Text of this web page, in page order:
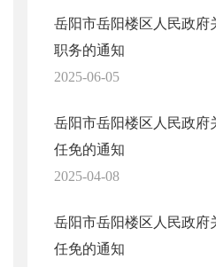
岳阳市岳阳楼区人民政府
职务的通知
2025-06-05
岳阳市岳阳楼区人民政府
任免的通知
2025-04-08
岳阳市岳阳楼区人民政府
任免的通知